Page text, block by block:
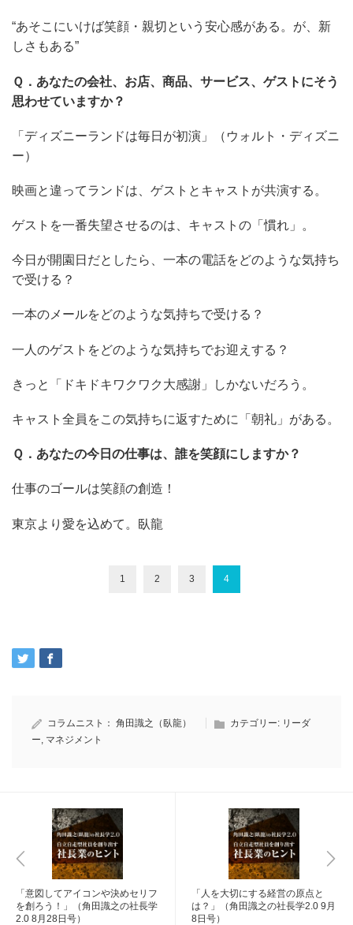
“あそこにいけば笑顔・親切という安心感がある。が、新
しさもある”
Ｑ．あなたの会社、お店、商品、サービス、ゲストにそう
思わせていますか？
「ディズニーランドは毎日が初演」（ウォルト・ディズニ
ー）
映画と違ってランドは、ゲストとキャストが共演する。
ゲストを一番失望させるのは、キャストの「慣れ」。
今日が開園日だとしたら、一本の電話をどのような気持ち
で受ける？
一本のメールをどのような気持ちで受ける？
一人のゲストをどのような気持ちでお迎えする？
きっと「ドキドキワクワク大感謝」しかないだろう。
キャスト全員をこの気持ちに返すために「朝礼」がある。
Ｑ．あなたの今日の仕事は、誰を笑顔にしますか？
仕事のゴールは笑顔の創造！
東京より愛を込めて。臥龍
1 2 3 4
コラムニスト： 角田識之（臥龍） カテゴリー: リーダ
ー マネジメント
「意図してアイコンや決めセリフ
を創ろう！」（角田識之の社長学
2.0 8月28日号）
「人を大切にする経営の原点と
は？」（角田識之の社長学2.0 9月
8日号）